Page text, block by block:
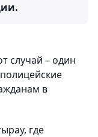
случай – один
в
где